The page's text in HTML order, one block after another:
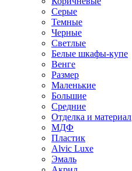
Серые
Темные
Черные
Светлые
Белые шкафы-купе
Венге
Размер
Маленькие
Большие
Средние
Отделка и материал
МДФ
Пластик
Alvic Luxe
Эмаль